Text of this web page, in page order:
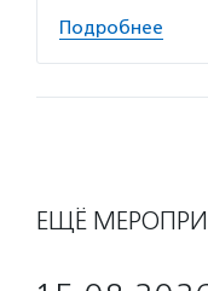
Подробнее
ЕЩЁ